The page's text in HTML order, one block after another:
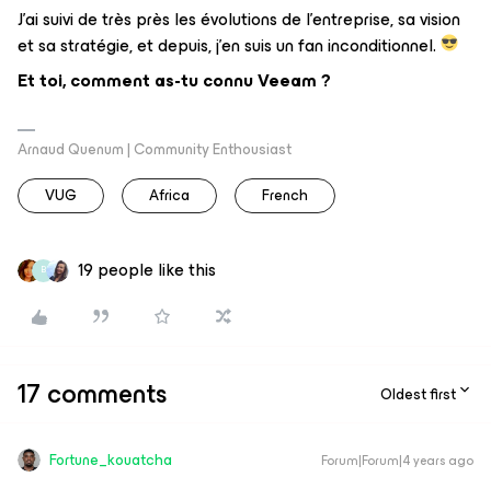
J'ai suivi de très près les évolutions de l'entreprise, sa vision
et sa stratégie, et depuis, j'en suis un fan inconditionnel.
Et toi, comment as-tu connu Veeam ?
Arnaud Quenum | Community Enthousiast
VUG
Africa French
B 19 people like this
17 comments Oldest first
Fortune_kouatcha Forum|Forum|4 years ago